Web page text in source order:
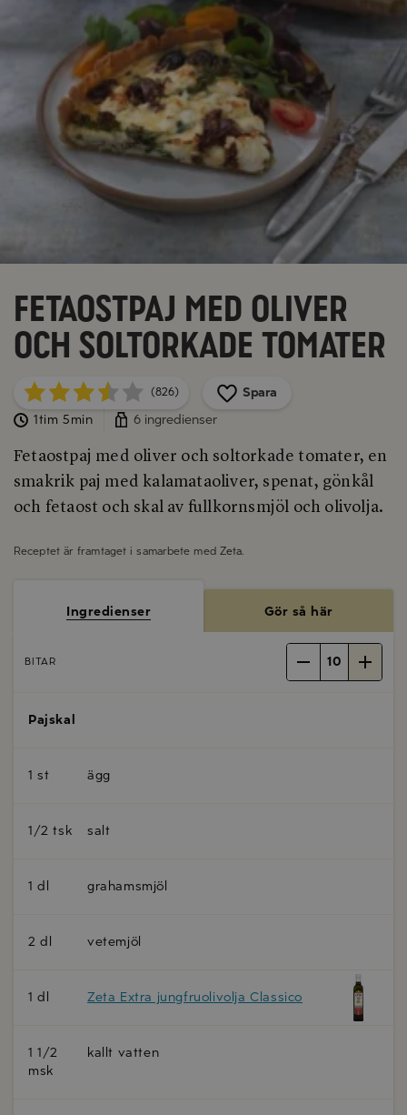
Fetaostpaj med oliver
och soltorkade tomater
(826)
Spara
1tim 5min
6 ingredienser
Fetaostpaj med oliver och soltorkade tomater, en
smakrik paj med kalamataoliver, spenat, gönkål
och fetaost och skal av fullkornsmjöl och olivolja.
Receptet är framtaget i samarbete med Zeta
Ingredienser Gör så här
BITAR 10
Pajskal
1 st ägg
1/2 tsk salt
1 dl grahamsmjöl
2 dl vetemjöl
1 dl Zeta Extra jungfruolivolja Classico
1 1/2
msk
kallt vatten